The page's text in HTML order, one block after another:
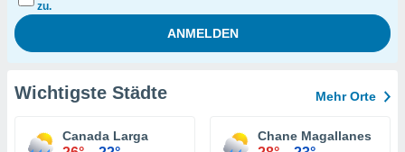
zu.
Wichtigste Städte Mehr Orte
Canada Larga Chane Magallanes